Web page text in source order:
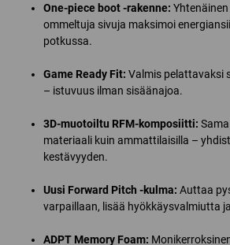
One-piece boot -rakenne:
ommeltuja sivuja maksimoi
potkussa.
Game Ready Fit: Valmis pelattavaksi
– istuvuus ilman sisäänajoa.
3D-muotoiltu RFM-komposiitti:
materiaali kuin ammattilaisilla –
kestävyyden.
Uusi Forward Pitch -kulma: Auttaa
varpaillaan, lisää hyökkäysvalmiutta
ADPT Memory Foam: